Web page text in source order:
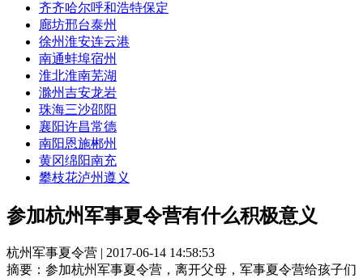
齐齐哈尔呼和浩特保定
廊坊邢台泰州
徐州淮安连云港
南通蚌埠宿州
淮北淮南芜湖
滁州吉安龙岩
珠海三沙邵阳
襄阳许昌常德
南阳恩施郴州
黄冈绵阳南充
攀枝花泸州遵义
参加杭州军事夏令营有什么积极意义
杭州军事夏令营 | 2017-06-14 14:58:53
摘要： 参加杭州军事夏令营，离开父母，军事夏令营给孩子们